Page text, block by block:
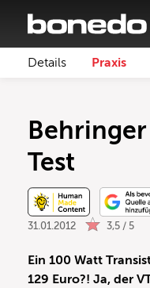
Details Praxis
Behringer
Test
31.01.2012 3,5 / 5
Ein 100 Watt
129 Euro?! Ja, der